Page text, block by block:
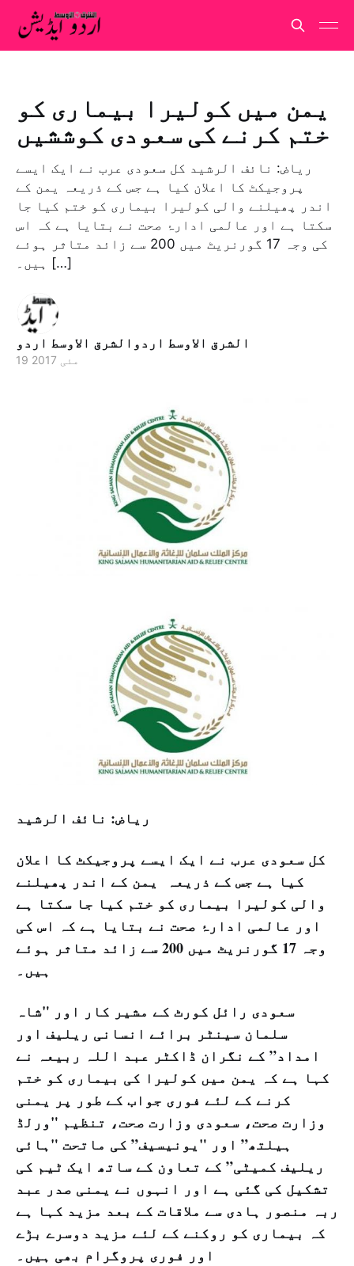
یمن میں کولیرا بیماری کو
ختم کرنے کی سعودی کوششیں
ریاض: نائف الرشید کل سعودی عرب نے ایک ایسے
پروجیکٹ کا اعلان کیا ہے جس کے ذریعہ یمن کے
اندر پھیلنے والی کولیرا بیماری کو ختم کیا جا
سکتا ہے اور عالمی ادارۂ صحت نے بتایا ہے کہ اس
کی وجہ 17 گورنریٹ میں 200 سے زائد متاثر ہوئے
ہیں۔ […]
الشرق الاوسط اردوالشرق الاوسط اردو
19 مئی 2017
ریاض: نائف الرشید
کل سعودی عرب نے ایک ایسے پروجیکٹ کا اعلان
کیا ہے جس کے ذریعہ یمن کے اندر پھیلنے
والی کولیرا بیماری کو ختم کیا جا سکتا ہے
اور عالمی ادارۂ صحت نے بتایا ہے کہ اس کی
وجہ 17 گورنریٹ میں 200 سے زائد متاثر ہوئے
ہیں۔
سعودی رائل کورٹ کے مشیر کار اور "شاہ
سلمان سینٹر برائے انسانی ریلیف اور
امداد” کے نگران ڈاکٹر عبد اللہ ربیعہ نے
کہا ہے کہ یمن میں کولیرا کی بیماری کو ختم
کرنے کے لئے فوری جواب کے طور پر یمنی
وزارت صحت، سعودی وزارت صحت، تنظیم "ورلڈ
ہیلتھ” اور "یونیسیف” کی ماتحت "ہائی
ریلیف کمیٹی” کے تعاون کے ساتھ ایک ٹیم کی
تشکیل کی گئی ہے اور انہوں نے یمنی صدر عبد
ربہ منصور ہادی سے ملاقات کے بعد مزید کہا ہے
کہ بیماری کو روکنے کے لئے مزید دوسرے بڑے
اور فوری پروگرام بھی ہیں۔